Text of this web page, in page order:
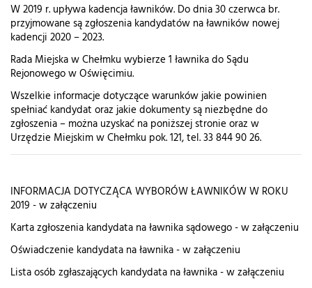
W 2019 r. upływa kadencja ławników. Do dnia 30 czerwca br.
przyjmowane są zgłoszenia kandydatów na ławników nowej
kadencji 2020 – 2023.
Rada Miejska w Chełmku wybierze 1 ławnika do Sądu
Rejonowego w Oświęcimiu.
Wszelkie informacje dotyczące warunków jakie powinien
spełniać kandydat oraz jakie dokumenty są niezbędne do
zgłoszenia – można uzyskać na poniższej stronie oraz w
Urzędzie Miejskim w Chełmku pok. 121, tel. 33 844 90 26.
INFORMACJA DOTYCZĄCA WYBORÓW ŁAWNIKÓW W ROKU
2019 - w załączeniu
Karta zgłoszenia kandydata na ławnika sądowego - w załączeniu
Oświadczenie kandydata na ławnika - w załączeniu
Lista osób zgłaszających kandydata na ławnika - w załączeniu